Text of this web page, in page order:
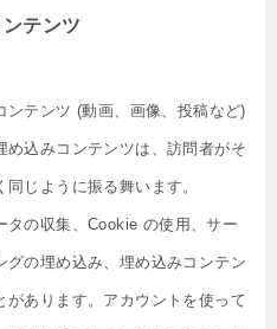
テンツ
ンテンツ (動画、画像、投稿など)
め込みコンテンツは、訪問者がそ
じように振る舞います。
タの収集、Cookie の使用、サー
グの埋め込み、埋め込みコンテン
があります。アカウントを使って